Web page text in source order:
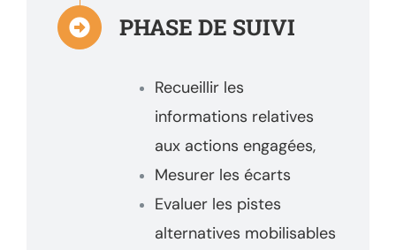
PHASE DE SUIVI
Recueillir les
informations relatives
aux actions engagées,
Mesurer les écarts
Evaluer les pistes
alternatives mobilisables